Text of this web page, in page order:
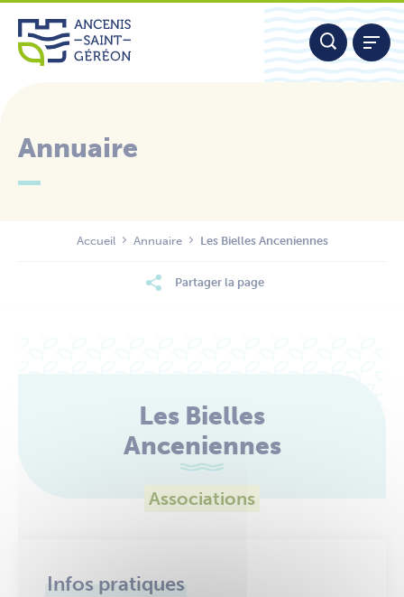
Aller
contenu
Annuaire
Accueil Annuaire Les Bielles Anceniennes
Partager la page
Les Bielles
Anceniennes
Associations
Infos pratiques
Panneau de gestion des cookies